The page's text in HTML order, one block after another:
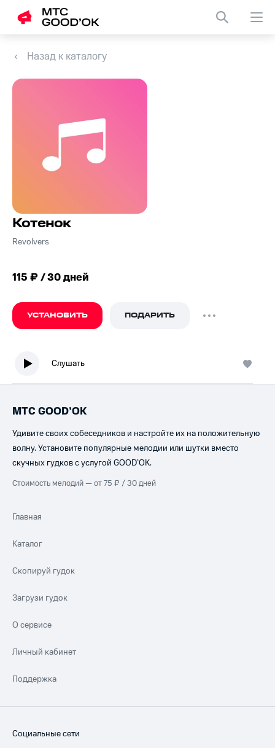
Назад к каталогу
Котенок
Revolvers
115 ₽ / 30 дней
УСТАНОВИТЬ ПОДАРИТЬ
Слушать
МТС GOOD’OK
Удивите своих собеседников и настройте их на положительную
волну. Установите популярные мелодии или шутки вместо
скучных гудков с услугой GOOD’OK.
Стоимость мелодий — от 75 ₽ / 30 дней
Главная
Каталог
Скопируй гудок
Загрузи гудок
О сервисе
Личный кабинет
Поддержка
Социальные сети